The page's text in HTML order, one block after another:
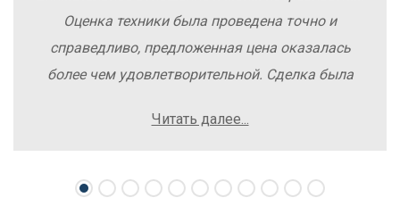
Оценка техники была проведена точно и
справедливо, предложенная цена оказалась
более чем удовлетворительной. Сделка была
осложнений. Рекомендую компанию Excavator
свою спецтехнику.
Читать далее...